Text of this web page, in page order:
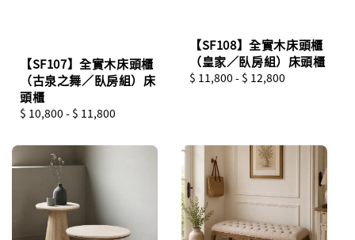
【SF107】全實木床頭櫃
（古泉之舞／臥房組）床
頭櫃
Regular
$ 10,800 - $ 11,800
【SF108】全實木床頭櫃
（皇家／臥房組）床頭櫃
Regular
$ 11,800 - $ 12,800